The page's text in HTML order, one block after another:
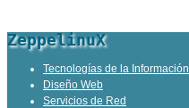
ZeppelinuX
Tecnologías de la Información
Diseño Web
Servicios de Red